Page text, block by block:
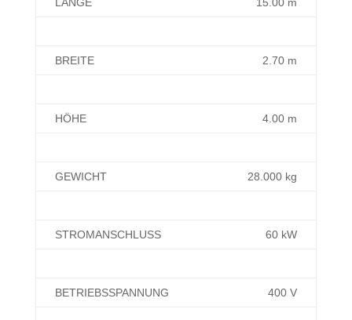
BREITE 2.70 m
HÖHE 4.00 m
GEWICHT 28.000 kg
STROMANSCHLUSS 60 kW
BETRIEBSSPANNUNG 400 V